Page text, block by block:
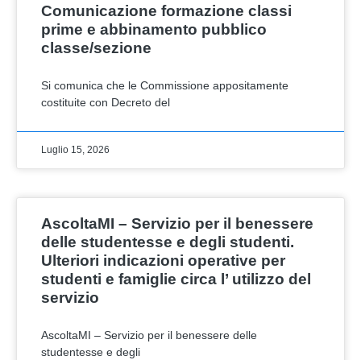
Comunicazione formazione classi
prime e abbinamento pubblico
classe/sezione
Si comunica che le Commissione appositamente
costituite con Decreto del
Luglio 15, 2026
AscoltaMI – Servizio per il benessere
delle studentesse e degli studenti.
Ulteriori indicazioni operative per
studenti e famiglie circa l’ utilizzo del
servizio
AscoltaMI – Servizio per il benessere delle
studentesse e degli